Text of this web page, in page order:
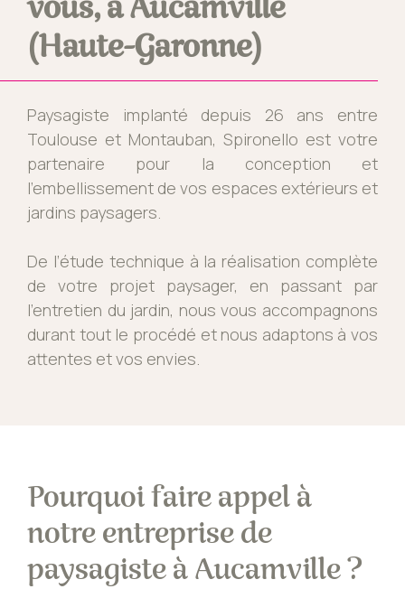
vous, à Aucamville
(Haute-Garonne)
Paysagiste implanté depuis 26 ans entre
Toulouse et Montauban, Spironello est votre
partenaire pour la conception et
l’embellissement de vos espaces extérieurs et
jardins paysagers.
De l’étude technique à la réalisation complète
de votre projet paysager, en passant par
l’entretien du jardin, nous vous accompagnons
durant tout le procédé et nous adaptons à vos
attentes et vos envies.
Pourquoi faire appel à
notre entreprise de
paysagiste à Aucamville ?